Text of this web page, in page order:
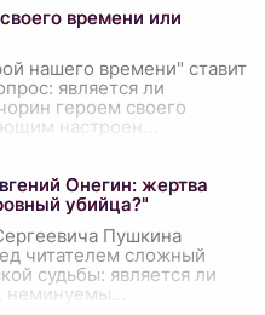
времени или
нашего времени" ставит
является ли
героем своего
настроен
Онегин: жертва
убийца?"
Пушкина
читателем сложный
судьбы: является ли
неминуемы